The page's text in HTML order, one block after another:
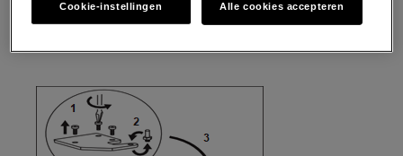
scharnier opzij.
Cookie-instellingen Alle cookies accepteren